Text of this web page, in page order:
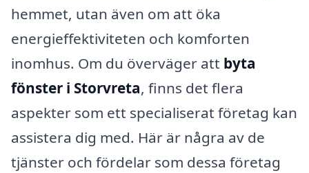
hemmet, utan även om att öka
energieffektiviteten och komforten
inomhus. Om du överväger att byta
fönster i Storvreta, finns det flera
aspekter som ett specialiserat företag kan
assistera dig med. Här är några av de
tjänster och fördelar som dessa företag